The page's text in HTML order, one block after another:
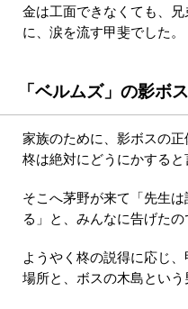
金は工面できなくても、
に、涙を流す甲斐でした。
「ベルムズ」の影ボ
家族のために、影ボスの正
柊は絶対にどうにかすると
そこへ茅野が来て「先生
る」と、みんなに告げたの
ようやく柊の説得に応じ
場所と、ボスの木島という